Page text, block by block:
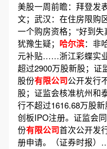
美股一周前瞻：拜登发
文；武汉：在住房限购
一个购房资格；“好到
犹豫生疑； 哈尔滨：非
元补贴……浙江彩蝶实
超过2900万股新股；证
股份有限公司公开发行
股；证监会核准杭州和
行不超过1616.68万股
创板IPO注册。证监会
份有限公司首次公开发
册申请。（证券时报